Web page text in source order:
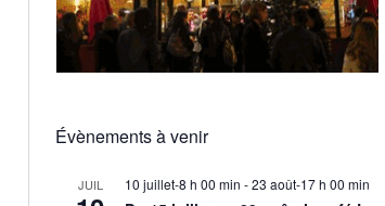
Évènements à venir
JUIL 10 juillet-8 h 00 min -23 août-17 h 00 min